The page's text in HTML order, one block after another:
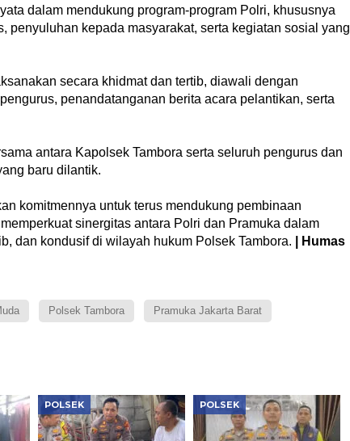
dalam mendukung program-program Polri, khususnya
penyuluhan kepada masyarakat, serta kegiatan sosial yang
secara khidmat dan tertib, diawali dengan
penandatanganan berita acara pelantikan, serta
antara Kapolsek Tambora serta seluruh pengurus dan
baru dilantik.
komitmennya untuk terus mendukung pembinaan
sinergitas antara Polri dan Pramuka dalam
dan kondusif di wilayah hukum Polsek Tambora.
Humas
Polsek Tambora Pramuka Jakarta Barat
POLSEK POLSEK